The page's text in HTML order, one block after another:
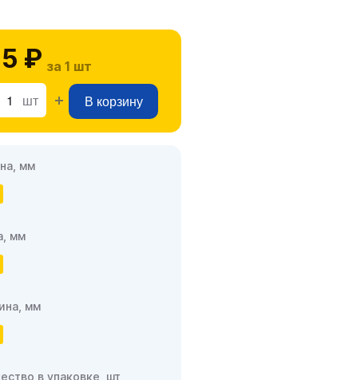
₽ за 1 шт
шт В корзину
мм
мм
мм
в упаковке, шт